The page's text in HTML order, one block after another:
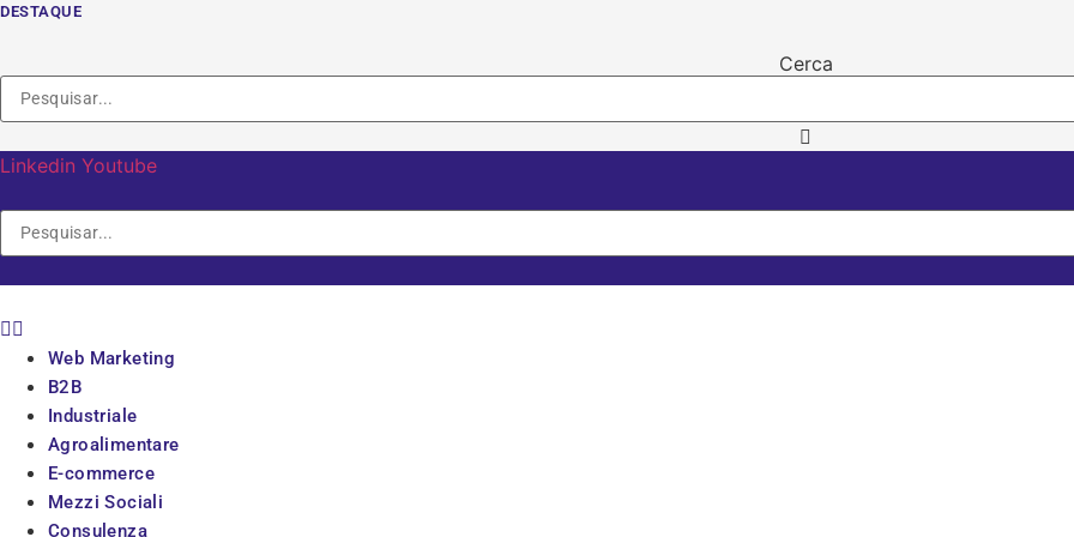
Vai
contenuto
DESTAQUE
Cerca
Linkedin Youtube
Web Marketing
B2B
Industriale
Agroalimentare
E-commerce
Mezzi Sociali
Consulenza